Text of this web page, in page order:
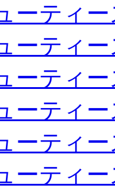
ーティ
ーティ
ーティ
ーティ
ーティ
ーティ